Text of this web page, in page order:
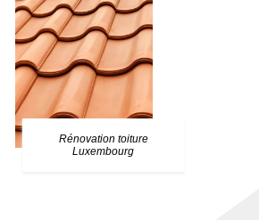
Rénovation toiture
Luxembourg